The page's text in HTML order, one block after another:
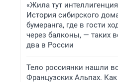
«Жила тут
История сибирского
бумеранга, где в гости
через балконы, — таких
два в России
Тело россиянки нашли
Французских Альпах.